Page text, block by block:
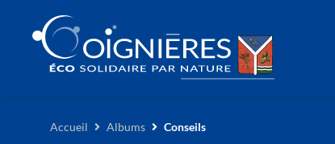
Accueil Albums Conseils